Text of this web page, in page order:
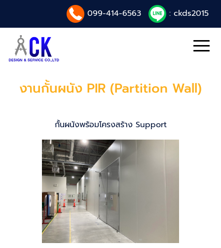
099-414-6563 : ckds2015
งานกั้นผนัง PIR (Partition Wall)
กั้นผนังพร้อมโครงสร้าง Support